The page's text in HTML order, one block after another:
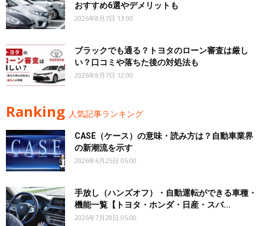
おすすめ6選やデメリットも
2026年8月7日 13:00
ブラックでも通る？トヨタのローン審査は厳し
い？口コミや落ちた後の対処法も
2026年8月7日 12:00
Ranking 人気記事ランキング
CASE（ケース）の意味・読み方は？自動車業界
の新潮流を示す
2026年6月25日 05:00
手放し（ハンズオフ）・自動運転ができる車種・
機能一覧【トヨタ・ホンダ・日産・スバ...
2026年7月28日 05:00